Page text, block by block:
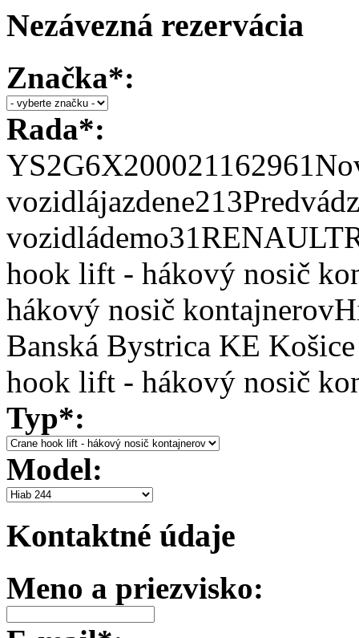
Nezávezná rezervácia
Značka*:
Rada*:
hook lift - hákový nosič
hákový nosič
Banská Bystrica KE
hook lift - hákový nosič
Typ*:
Model:
Kontaktné údaje
Meno a priezvisko: